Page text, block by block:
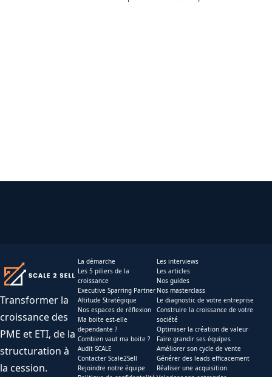
Transformer la
croissance des
PME et ETI, de la
structuration à
la cession.
La démarche
Les 5 piliers de la
croissance
Executive Sparring Partner
Altitude Stratégique
Nos espaces de réflexion
Ma boite est-elle
dependante ?
Combien vaut ma boite ?
Audit SCALE
Contacter Scale2Sell
Rejoindre notre équipe
Les interviews
Les articles
Nos guides
Nos masterclass
Le diagnostic de votre entreprise
Construire la croissance de votre
société
Optimiser la création de valeur
Faire grandir ses équipes
Améliorer son cycle de vente
Générer des leads efficacement
Réaliser une acquisition